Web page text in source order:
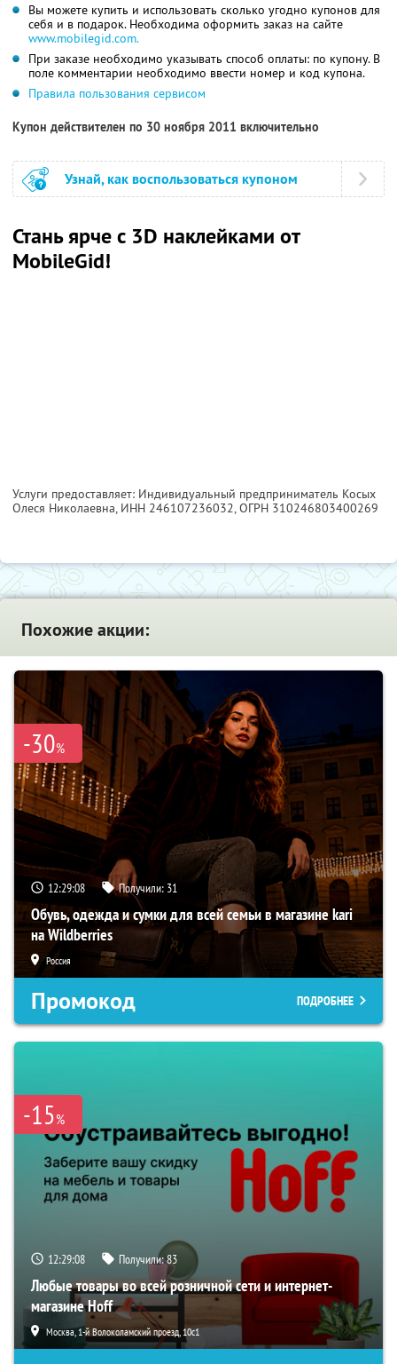
Вы можете купить и использовать сколько угодно купонов для
себя и в подарок. Необходима оформить заказ на сайте
www.mobilegid.com.
При заказе необходимо указывать способ оплаты: по купону. В
поле комментарии необходимо ввести номер и код купона.
Правила пользования сервисом
Купон действителен по 30 ноября 2011 включительно
Узнай, как воспользоваться купоном
Стань ярче с 3D наклейками от
MobileGid!
Услуги предоставляет: Индивидуальный предприниматель Косых
Олеся Николаевна, ИНН 246107236032, ОГРН 310246803400269
Похожие акции:
-30%
12:29:07 Получили: 31
Обувь, одежда и сумки для всей семьи в магазине kari
на Wildberries
Россия
Промокод ПОДРОБНЕЕ
-15%
12:29:07 Получили:83
Любые товары во всей розничной сети и интернет-
магазине Hoff
Москва, 1-й Волоколамский проезд, 10с1